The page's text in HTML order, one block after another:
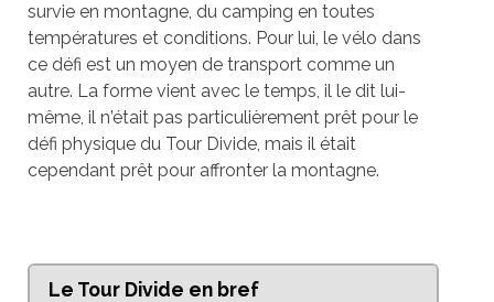
survie en montagne, du camping en toutes
températures et conditions. Pour lui, le vélo dans
ce défi est un moyen de transport comme un
autre. La forme vient avec le temps, il le dit lui-
même, il n’était pas particulièrement prêt pour le
défi physique du Tour Divide, mais il était
cependant prêt pour affronter la montagne.
Le Tour Divide en bref